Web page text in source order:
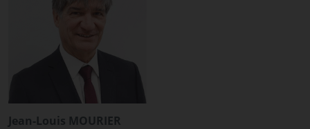
Jean-Louis MOURIER